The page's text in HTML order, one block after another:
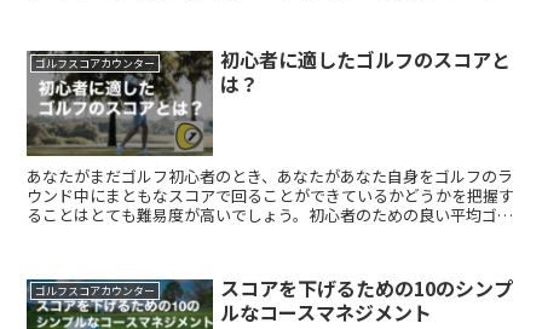
ゴルフスコアカウンター
初心者に適したゴルフのスコアと
は？
あなたがまだゴルフ初心者のとき、あなたがあなた自身をゴルフのラ
ウンド中にまともなスコアで回ることができているかどうかを把握す
ることはとても難易度が高いでしょう。初心者のための良い平均ゴル
ゴルフスコアカウンター
スコアを下げるための10のシンプ
ルなコースマネジメント